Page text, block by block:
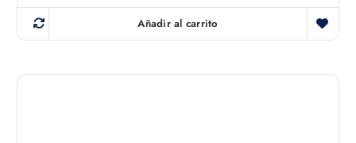
Añadir al carrito